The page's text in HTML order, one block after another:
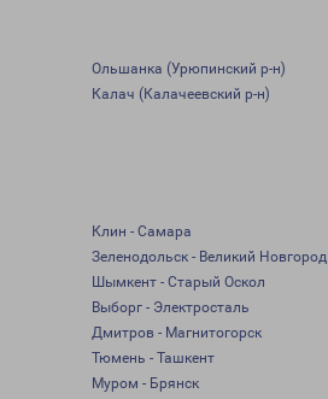
Ольшанка (Урюпинский р-н)
Калач (Калачеевский р-н)
Клин - Самара
Зеленодольск - Великий Новгород
Шымкент - Старый Оскол
Выборг - Электросталь
Дмитров - Магнитогорск
Тюмень - Ташкент
Муром - Брянск